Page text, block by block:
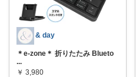
& day
＊e-zone＊ 折りたたみ Blueto
...
￥ 3,980